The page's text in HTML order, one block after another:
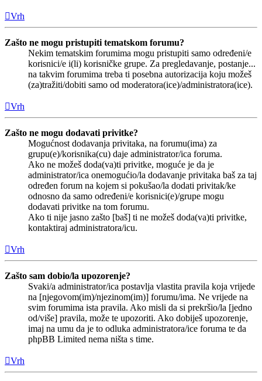
Vrh
Zašto ne mogu pristupiti tematskom forumu?
Nekim tematskim forumima mogu pristupiti samo određeni/e
korisnici/e i(li) korisničke grupe. Za pregledavanje, postanje...
na takvim forumima treba ti posebna autorizacija koju možeš
(za)tražiti/dobiti samo od moderatora(ice)/administratora(ice).
Vrh
Zašto ne mogu dodavati privitke?
Mogućnost dodavanja privitaka, na forumu(ima) za
grupu(e)/korisnika(cu) daje administrator/ica foruma.
Ako ne možeš doda(va)ti privitke, moguće je da je
administrator/ica onemogućio/la dodavanje privitaka baš za taj
određen forum na kojem si pokušao/la dodati privitak/ke
odnosno da samo određeni/e korisnici(e)/grupe mogu
dodavati privitke na tom forumu.
Ako ti nije jasno zašto [baš] ti ne možeš doda(va)ti privitke,
kontaktiraj administratora/icu.
Vrh
Zašto sam dobio/la upozorenje?
Svaki/a administrator/ica postavlja vlastita pravila koja vrijede
na [njegovom(im)/njezinom(im)] forumu/ima. Ne vrijede na
svim forumima ista pravila. Ako misli da si prekršio/la [jedno
od/više] pravila, može te upozoriti. Ako dobiješ upozorenje,
imaj na umu da je to odluka administratora/ice foruma te da
phpBB Limited nema ništa s time.
Vrh